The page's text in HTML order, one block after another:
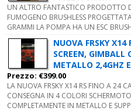
UN ALTRO FANTASTICO PRODOTTO
FUMOGENO BRUSHLESS
GRAMMI LA POMPA HA UN ESC
NUOVA FRSKY X14
SCREEN, GIMBALL
METALLO 2,4GHZ
Prezzo: €399.00
LA NUOVA FRSKY X14 RS FINO A 24
CONSEGNA IN 4 COLORI
COMPLETAMENTE IN METALLO E